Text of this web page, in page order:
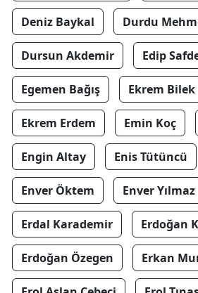
Deniz Baykal Durdu
Dursun Akdemir Edip
Egemen Bağış Ekrem Bilek
Ekrem Erdem Emin Koç
Engin Altay Enis Tütüncü
Enver Öktem Enver Yılmaz
Erdal Karademir Erdoğan
Erdoğan Özegen Erkan